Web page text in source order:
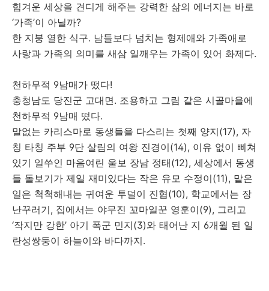
힘겨운 세상을 견디게 해주는 강력한 삶의 에너지는 바로
‘가족’이 아닐까?
한 지붕 열한 식구. 남들보다 넘치는 형제애와 가족애로
사랑과 가족의 의미를 새삼 일깨우는 가족이 있어 화제다.
천하무적 9남매가 떴다!
충청남도 당진군 고대면. 조용하고 그림 같은 시골마을에
천하무적 9남매 떴다.
말없는 카리스마로 동생들을 다스리는 첫째 양지(17), 자
칭 타칭 주부 9단 살림의 여왕 진경이(14), 이유 없이 삐쳐
있기 일쑤인 마음여린 울보 장남 정태(12), 세상에서 동생
들 돌보기가 제일 재미있다는 작은 유모 수정이(11), 맡은
일은 척척해내는 귀여운 투덜이 진협(10), 학교에서는 장
난꾸러기, 집에서는 야무진 꼬마일꾼 영훈이(9), 그리고
‘작지만 강한’ 아기 폭군 민지(3)와 태어난 지 6개월 된 일
란성쌍둥이 하늘이와 바다까지.